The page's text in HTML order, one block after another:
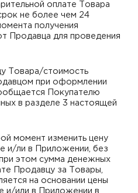
оплате Товара
не более чем 24
получения
Продавца для проведения
Товара/стоимость
при оформлении
Покупателю
в разделе 3 настоящей
момент изменить цену
и/ли в Приложении, без
этом сумма денежных
Продавцу за Товары,
на основании цены
и/или в Приложении в